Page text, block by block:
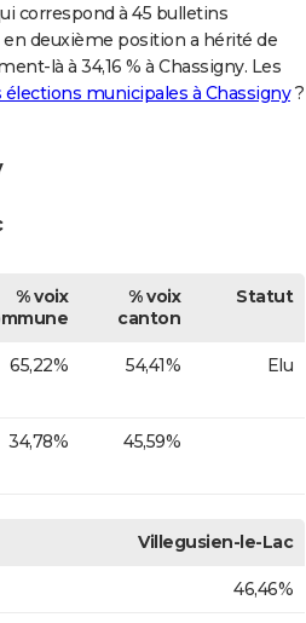
correspond à 45 bulletins
deuxième position a hérité de
là à 34,16 % à Chassigny. Les
élections municipales à Chassigny?
% voix
% voix
canton
Statut
65,22% 54,41% Elu
34,78% 45,59%
Villegusien-le-Lac
46,46%